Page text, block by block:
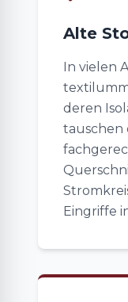
Alte
In vielen
deren
tauschen
Eingriffe